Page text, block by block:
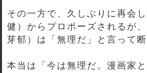
その一方で、久しぶりに再会
健）からプロポーズされるが
芽郁）は「無理だ」と言って断
本当は「今は無理だ。漫画家